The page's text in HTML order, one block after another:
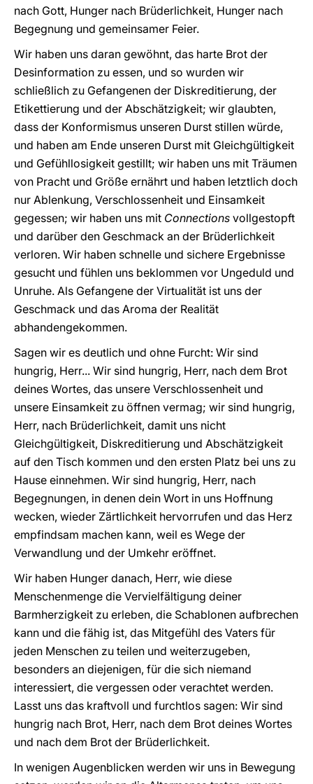
nach Gott, Hunger nach Brüderlichkeit, Hunger nach
Begegnung und gemeinsamer Feier.
Wir haben uns daran gewöhnt, das harte Brot der
Desinformation zu essen, und so wurden wir
schließlich zu Gefangenen der Diskreditierung, der
Etikettierung und der Abschätzigkeit; wir glaubten,
dass der Konformismus unseren Durst stillen würde,
und haben am Ende unseren Durst mit Gleichgültigkeit
und Gefühllosigkeit gestillt; wir haben uns mit Träumen
von Pracht und Größe ernährt und haben letztlich doch
nur Ablenkung, Verschlossenheit und Einsamkeit
gegessen; wir haben uns mit Connections vollgestopft
und darüber den Geschmack an der Brüderlichkeit
verloren. Wir haben schnelle und sichere Ergebnisse
gesucht und fühlen uns beklommen vor Ungeduld und
Unruhe. Als Gefangene der Virtualität ist uns der
Geschmack und das Aroma der Realität
abhandengekommen.
Sagen wir es deutlich und ohne Furcht: Wir sind
hungrig, Herr... Wir sind hungrig, Herr, nach dem Brot
deines Wortes, das unsere Verschlossenheit und
unsere Einsamkeit zu öffnen vermag; wir sind hungrig,
Herr, nach Brüderlichkeit, damit uns nicht
Gleichgültigkeit, Diskreditierung und Abschätzigkeit
auf den Tisch kommen und den ersten Platz bei uns zu
Hause einnehmen. Wir sind hungrig, Herr, nach
Begegnungen, in denen dein Wort in uns Hoffnung
wecken, wieder Zärtlichkeit hervorrufen und das Herz
empfindsam machen kann, weil es Wege der
Verwandlung und der Umkehr eröffnet.
Wir haben Hunger danach, Herr, wie diese
Menschenmenge die Vervielfältigung deiner
Barmherzigkeit zu erleben, die Schablonen aufbrechen
kann und die fähig ist, das Mitgefühl des Vaters für
jeden Menschen zu teilen und weiterzugeben,
besonders an diejenigen, für die sich niemand
interessiert, die vergessen oder verachtet werden.
Lasst uns das kraftvoll und furchtlos sagen: Wir sind
hungrig nach Brot, Herr, nach dem Brot deines Wortes
und nach dem Brot der Brüderlichkeit.
In wenigen Augenblicken werden wir uns in Bewegung